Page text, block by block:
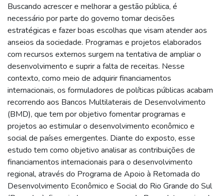
Buscando acrescer e melhorar a gestão pública, é
necessário por parte do governo tomar decisões
estratégicas e fazer boas escolhas que visam atender aos
anseios da sociedade. Programas e projetos elaborados
com recursos externos surgem na tentativa de ampliar o
desenvolvimento e suprir a falta de receitas. Nesse
contexto, como meio de adquirir financiamentos
internacionais, os formuladores de políticas públicas acabam
recorrendo aos Bancos Multilaterais de Desenvolvimento
(BMD), que tem por objetivo fomentar programas e
projetos ao estimular o desenvolvimento econômico e
social de países emergentes. Diante do exposto, esse
estudo tem como objetivo analisar as contribuições de
financiamentos internacionais para o desenvolvimento
regional, através do Programa de Apoio à Retomada do
Desenvolvimento Econômico e Social do Rio Grande do Sul